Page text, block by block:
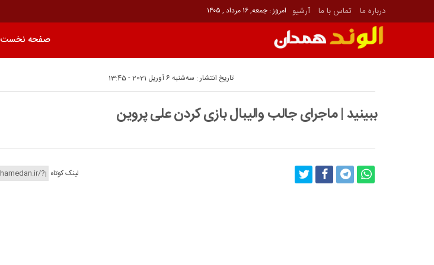
درباره ما تماس با ما آرشیو امروز : جمعه, ۱۶ مرداد , ۱۴۰۵
صفحه نخست
تاریخ انتشار : سه‌شنبه 6 آوریل 2021 - 13:45
ببینید | ماجرای جالب والیبال بازی کردن علی پروین
لینک کوتاه